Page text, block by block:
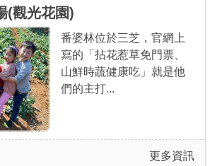
(觀光花園)
番婆林位於三芝，官網上
寫的「拈花惹草免門票、
山鮮時蔬健康吃」就是他
們的主打...
更多資訊